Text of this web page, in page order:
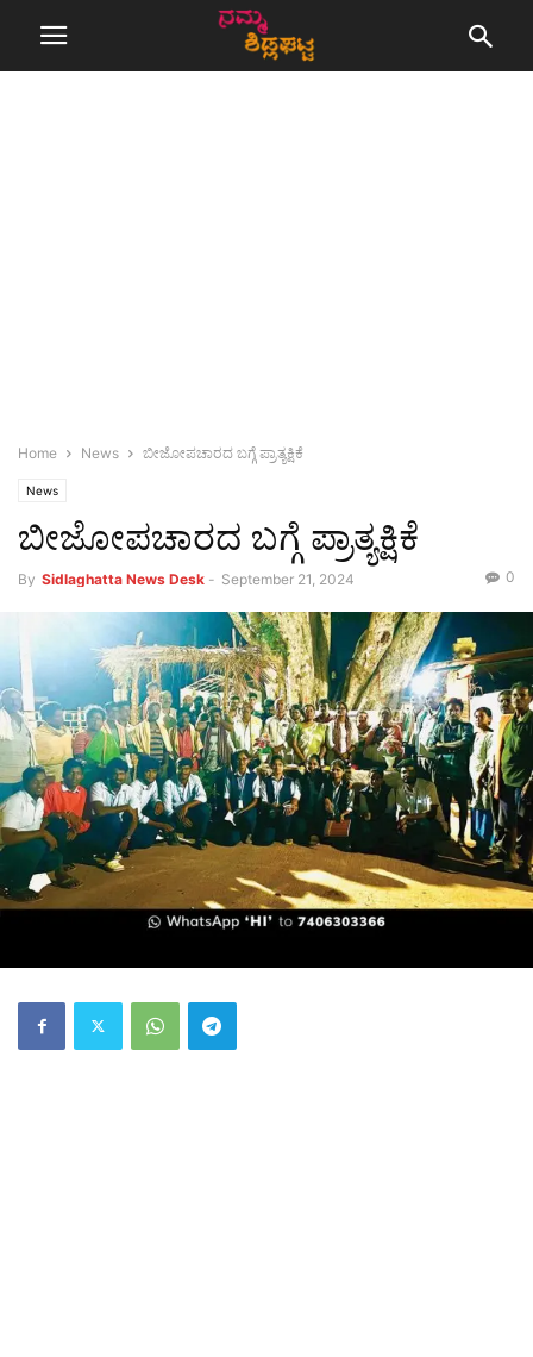
Home News ಬೀಜೋಪಚಾರದ ಬಗ್ಗೆ ಪ್ರಾತ್ಯಕ್ಷಿಕೆ
News
ಬೀಜೋಪಚಾರದ ಬಗ್ಗೆ ಪ್ರಾತ್ಯಕ್ಷಿಕೆ
By Sidlaghatta News Desk - September 21, 2024 0